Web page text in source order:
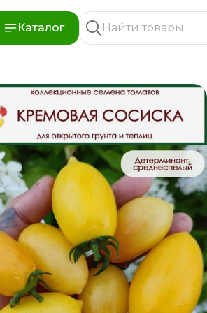
Каталог